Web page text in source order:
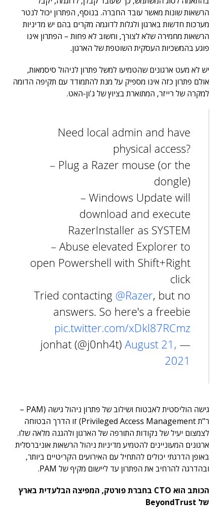
הרשאות שונות מאשר עובד החברה. בנוסף, הפתרון יכול לנטר
מערכות חדשות בארגון ולגלות לדוגמה מקרים בהם יש מדיניות
הרשאות מחמירה שלא לצורך, וחשוב לא פחות – הפתרון אינו
פוגע בהמשכיות העסקית השוטפת של הארגון.
יש לא מעט ארגונים שהטמיעו למשל פתרון לניהול סיסמאות,
אולם פתרון כזה אינו מספיק על מנת להתמודד עם תקיפה הדומה
למקרה של רייזר, המתוארת בציוץ של ג'ון-האט.
Need local admin and have
physical access?
– Plug a Razer mouse (or the
dongle)
– Windows Update will
download and execute
RazerInstaller as SYSTEM
– Abuse elevated Explorer to
open Powershell with Shift+Right
click
Tried contacting @Razer, but no
answers. So here's a freebie
pic.twitter.com/xDkl87RCmz
— jonhat (@j0nh4t)
August 21,
2021
גישה הוליסטית לאבטוח ושילוב של פתרון ניהול גישה (PAM –
ר"ת Privileged Access Management) זו הדרך הבטוחה
לצמצום יעיל של נקודות התורפה של הארגון ולהגנה מלאה שלו.
ארגונים המעוניינים להטמיע מדיניות ניהול הרשאות אוניברסלית
באופן הדרגתי יכולים להתחיל עם האירועים הקריטיים ביותר,
ובהדרגה להרחיב את הפתרון עד ליישום מקיף של PAM.
הכותב הוא CTO בחברת פורטק, המפיצה הבלעדית בארץ
של BeyondTrust